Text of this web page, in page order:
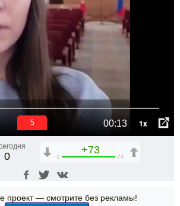
00:13 1x
5
0
+73
1 74
проект — смотрите без рекламы!